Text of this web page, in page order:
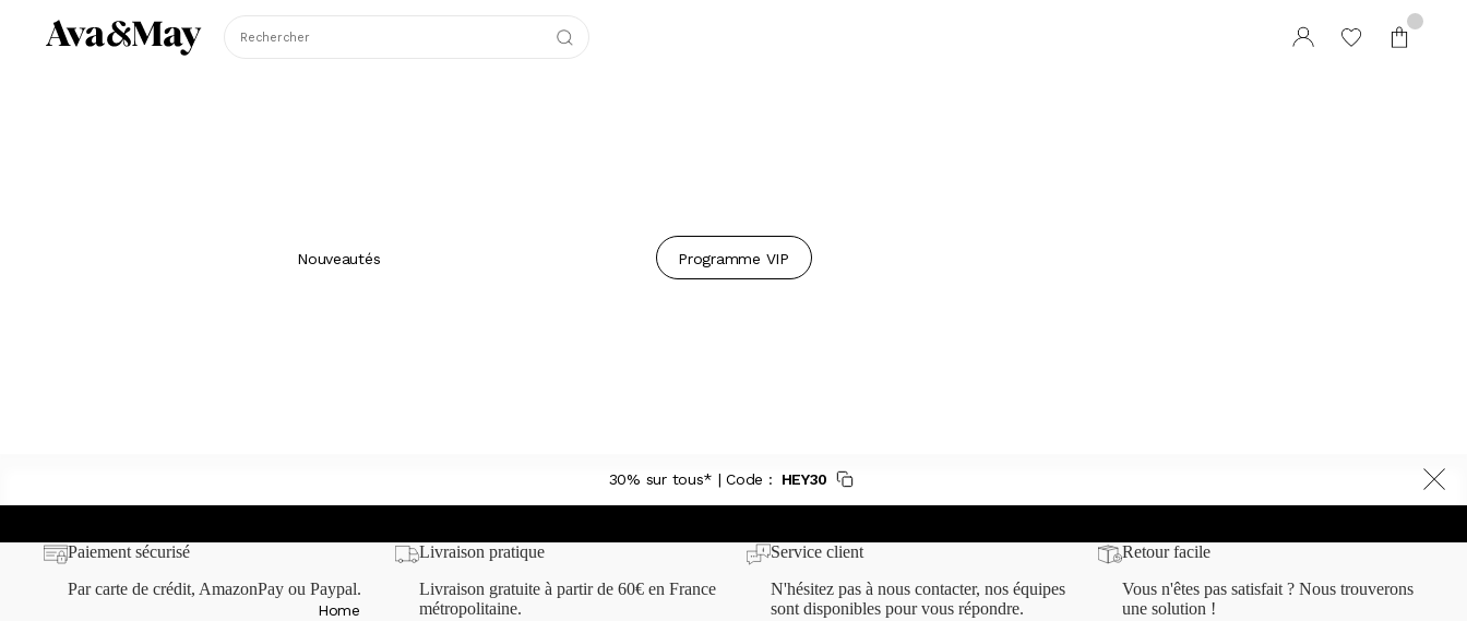
Rechercher
Nouveautés
Home
Programme VIP
30% sur tous* | Code : HEY30
Paiement sécurisé
Par carte de crédit, AmazonPay ou Paypal.
Livraison pratique
Livraison gratuite à partir de 60€ en France
métropolitaine.
Service client
N'hésitez pas à nous contacter, nos équipes
sont disponibles pour vous répondre.
Retour facile
Vous n'êtes pas satisfait ? Nous trouverons
une solution !